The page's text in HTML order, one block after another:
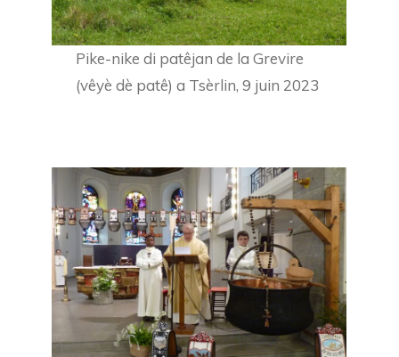
Pike-nike di patêjan de la Grevire
(vêyè dè patê) a Tsèrlin, 9 juin 2023